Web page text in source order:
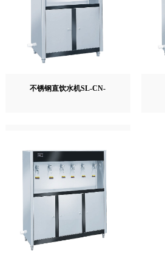
不锈钢直饮水机SL-CN-